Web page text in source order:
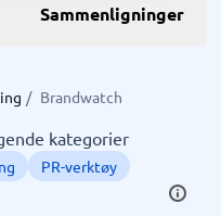
Sammenligninger
/ Brandwatch
kategorier
PR-verktøy